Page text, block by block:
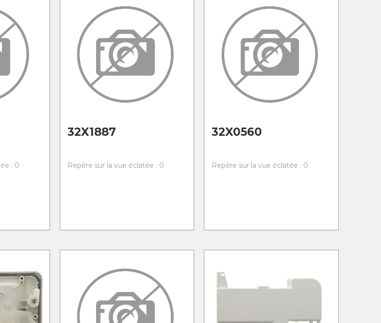
: 0
32X1887
Repère sur la vue éclatée : 0
32X0560
Repère sur la vue éclatée : 0